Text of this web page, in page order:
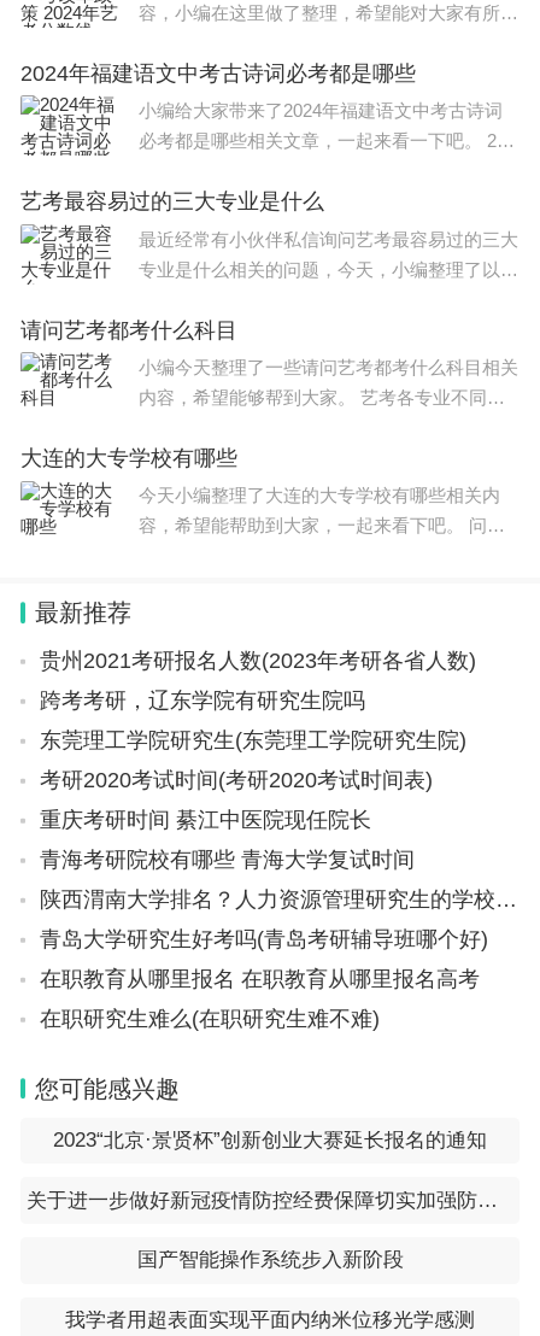
容，小编在这里做了整理，希望能对大家有所帮
线信息，一起来了解一下吧！ 2024年艺考改革
政策如下 一
2024年福建语文中考古诗词必考都是哪些
小编给大家带来了2024年福建语文中考古诗词
必考都是哪些相关文章，一起来看一下吧。 202
蓉、短歌行、归园田居（其一）、拟行路难、春
江花月夜、蜀道难、梦
艺考最容易过的三大专业是什么
最近经常有小伙伴私信询问艺考最容易过的三大
专业是什么相关的问题，今天，小编整理了以下
过的三大专业有：美术类专业、空乘专业、舞蹈
艺术类专业。 美术专
请问艺考都考什么科目
小编今天整理了一些请问艺考都考什么科目相关
内容，希望能够帮到大家。 艺考各专业不同考
类： 素描、写生、色彩、速写、创作设计和面
试
大连的大专学校有哪些
今天小编整理了大连的大专学校有哪些相关内
容，希望能帮助到大家，一起来看下吧。 问题
最新推荐
贵州2021考研报名人数(2023年考研各省人数)
跨考考研，辽东学院有研究生院吗
东莞理工学院研究生(东莞理工学院研究生院)
考研2020考试时间(考研2020考试时间表)
重庆考研时间 綦江中医院现任院长
青海考研院校有哪些 青海大学复试时间
陕西渭南大学排名？人力资源管理研究生的学校以及排名
青岛大学研究生好考吗(青岛考研辅导班哪个好)
在职教育从哪里报名 在职教育从哪里报名高考
在职研究生难么(在职研究生难不难)
您可能感兴趣
2023“北京·景贤杯”创新创业大赛延长报名的通知
关于进一步做好新冠疫情防控经费保障切实加强防控经费管理的通知（财办〔2023〕5号）
国产智能操作系统步入新阶段
我学者用超表面实现平面内纳米位移光学感测